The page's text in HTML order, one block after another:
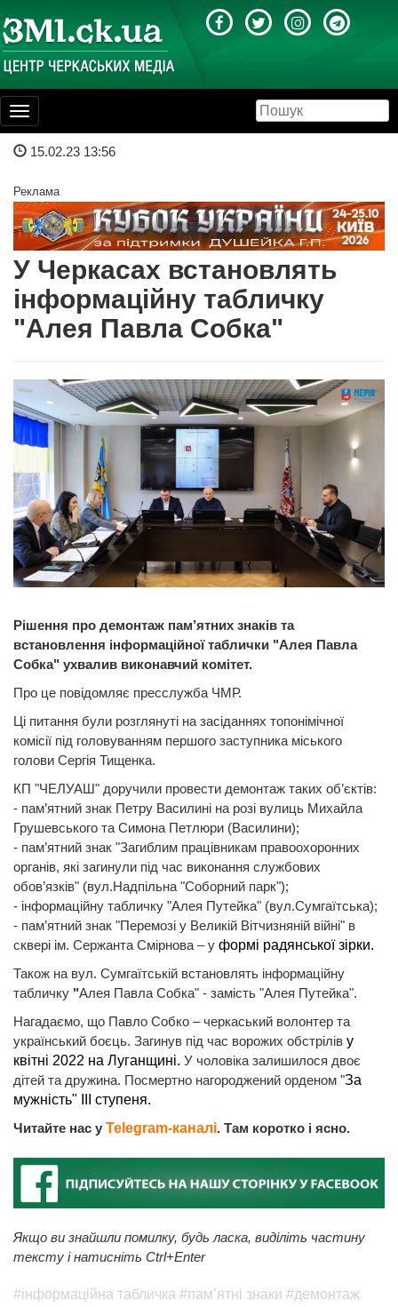
Toggle
navigation
15.02.23 13:56
Реклама
У Черкасах встановлять
інформаційну табличку
"Алея Павла Собка"
Рішення про демонтаж пам’ятних знаків та
встановлення інформаційної таблички "Алея Павла
Собка" ухвалив виконавчий комітет.
Про це повідомляє пресслужба ЧМР.
Ці питання були розглянуті на засіданнях топонімічної
комісії під головуванням першого заступника міського
голови Сергія Тищенка.
КП "ЧЕЛУАШ" доручили провести демонтаж таких об’єктів:
- пам’ятний знак Петру Василині на розі вулиць Михайла
Грушевського та Симона Петлюри (Василини);
- пам’ятний знак "Загиблим працівникам правоохоронних
органів, які загинули під час виконання службових
обов’язків" (вул.Надпільна "Соборний парк");
- інформаційну табличку "Алея Путейка" (вул.Сумгаїтська);
- пам’ятний знак "Перемозі у Великій Вітчизняній війні" в
сквері ім. Сержанта Смірнова – у формі радянської зірки.
Також на вул. Сумгаїтській встановлять інформаційну
табличку "Алея Павла Собка" - замість "Алея Путейка".
Нагадаємо, що Павло Собко – черкаський волонтер та
український боєць. Загинув під час ворожих обстрілів у
квітні 2022 на Луганщині. У чоловіка залишилося двоє
дітей та дружина. Посмертно нагороджений орденом "За
мужність" ІІІ ступеня.
Читайте нас у Telegram-каналі. Там коротко і ясно.
Якщо ви знайшли помилку, будь ласка, виділіть частину
тексту і натисніть Ctrl+Enter
#інформаційна табличка #пам’ятні знаки #демонтаж